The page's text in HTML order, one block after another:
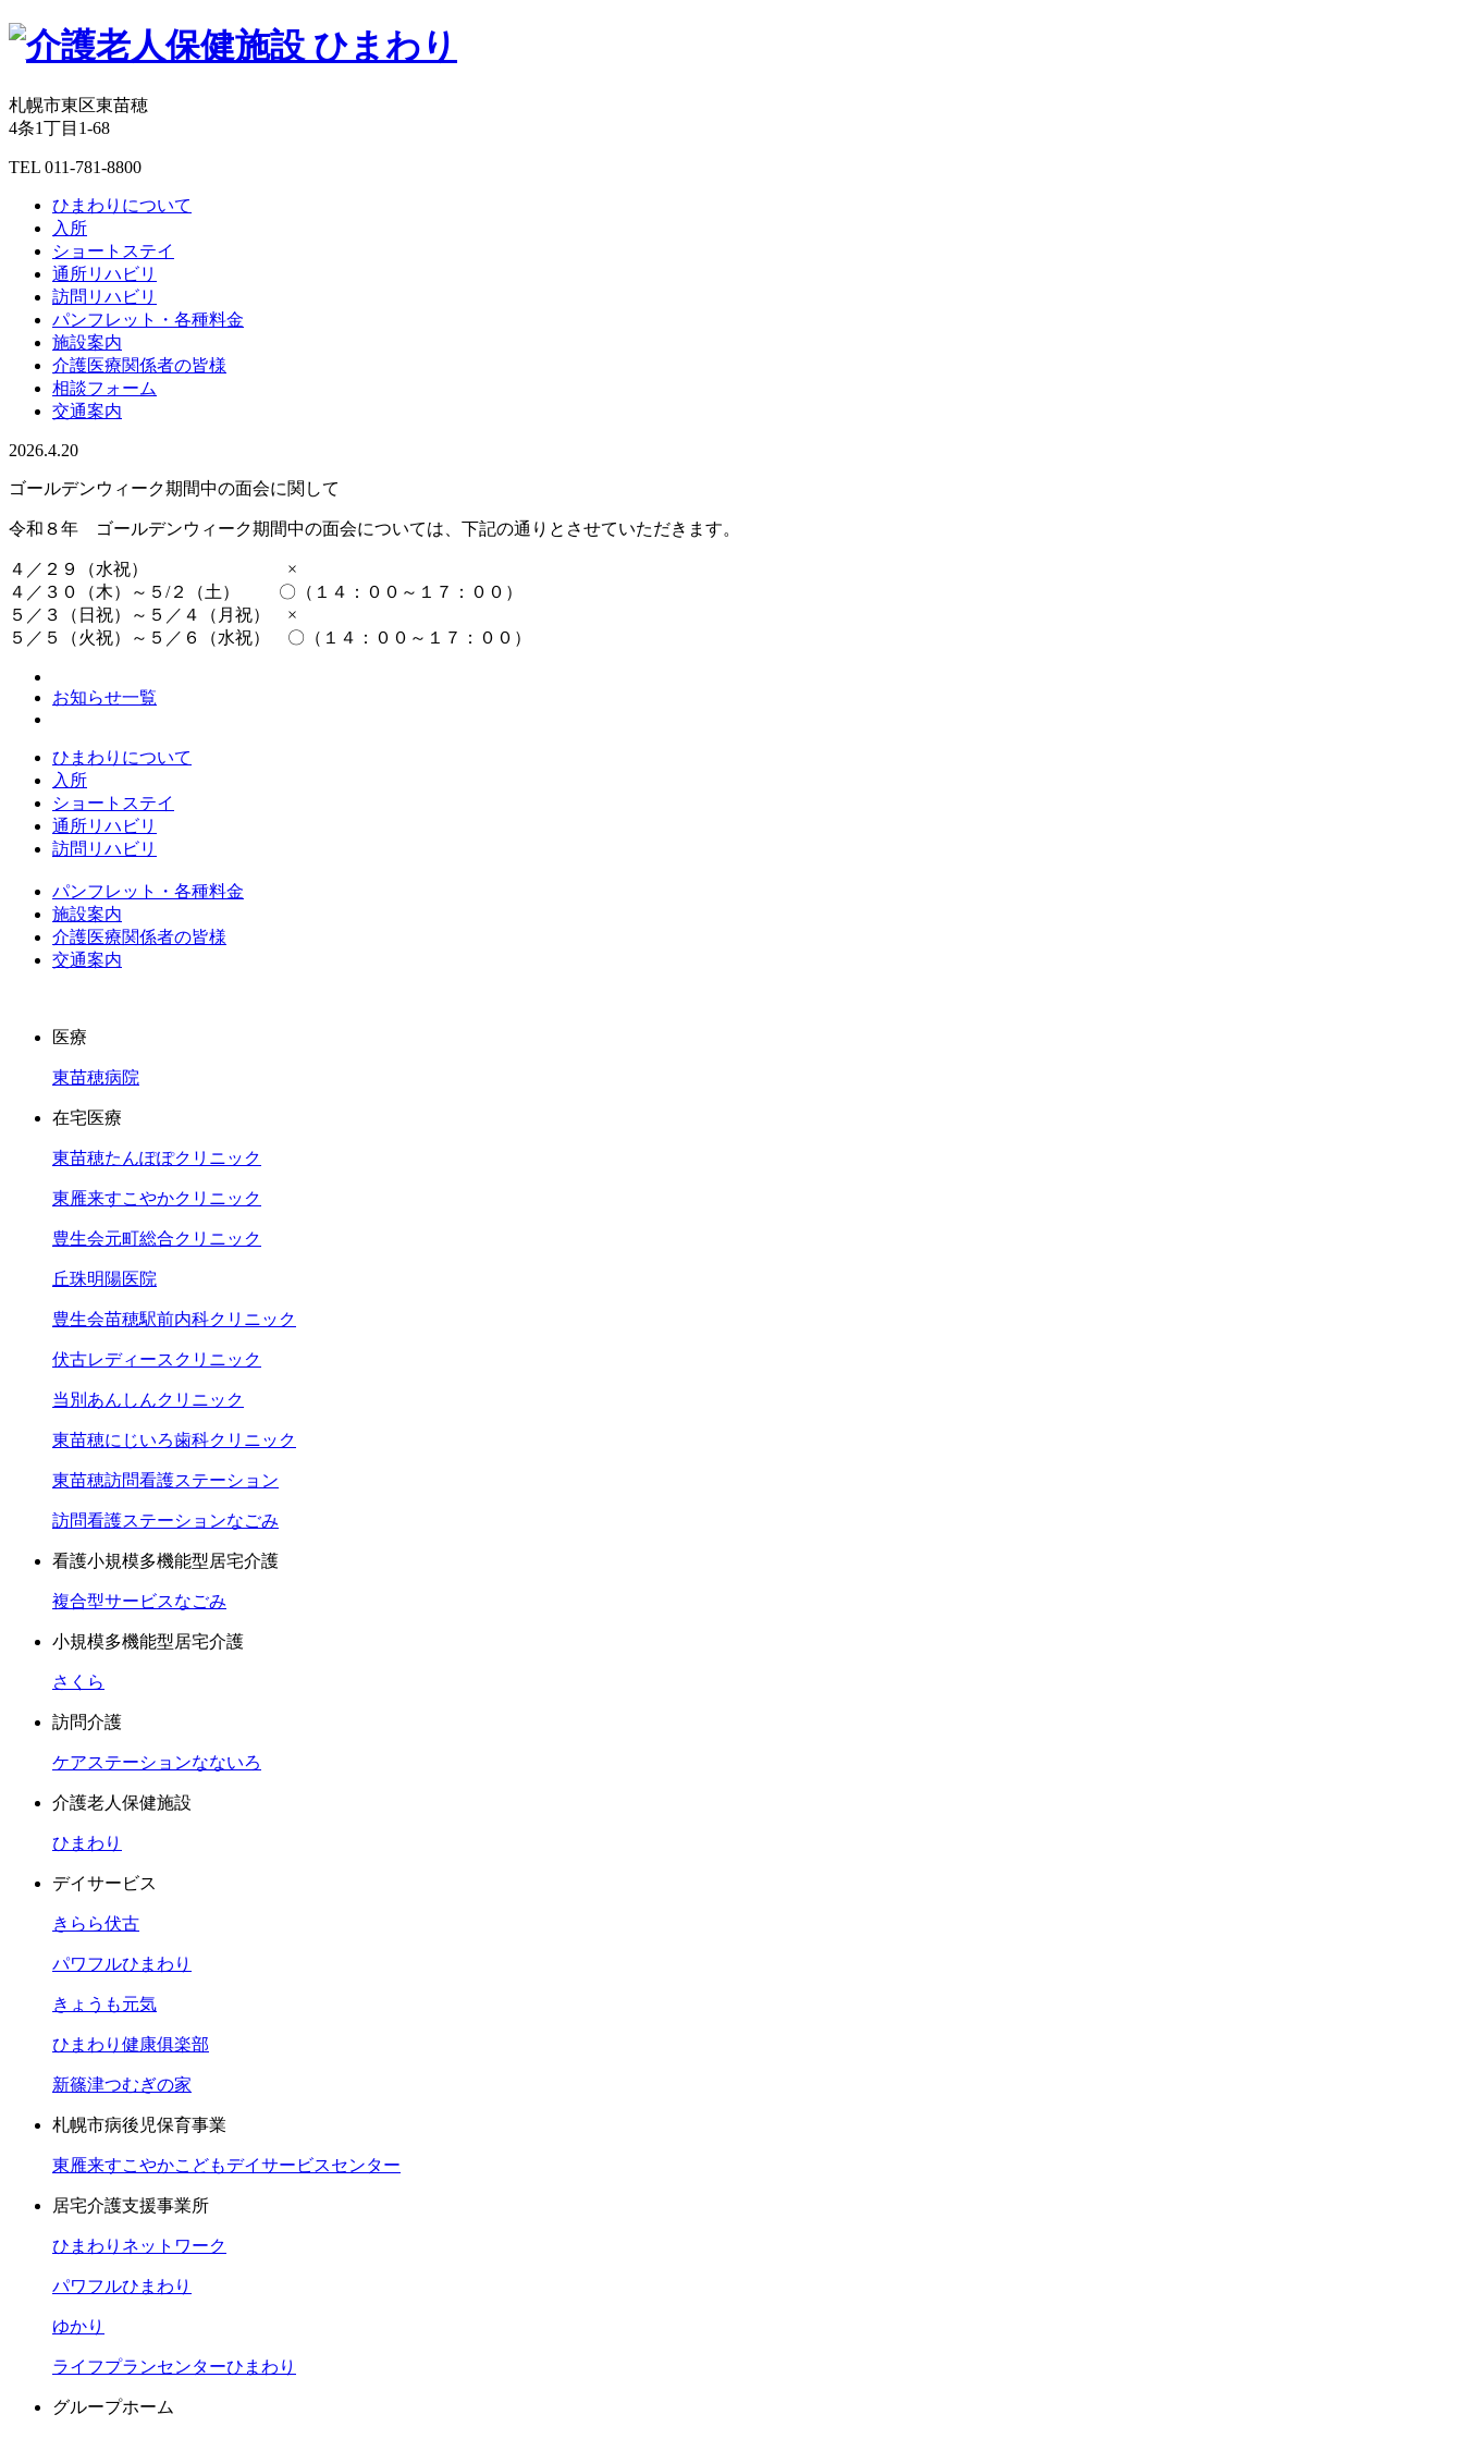
札幌市東区東苗穂
4条1丁目1-68
TEL 011-781-8800
ひまわりについて
入所
ショートステイ
通所リハビリ
訪問リハビリ
パンフレット・各種料金
施設案内
介護医療関係者の皆様
相談フォーム
交通案内
2026.4.20
ゴールデンウィーク期間中の面会に関して
令和８年 ゴールデンウィーク期間中の面会については、下記の通りとさせていただきます。
４／２９（水祝） ×
４／３０（木）～５/２（土） 〇（１４：００～１７：００）
５／３（日祝）～５／４（月祝） ×
５／５（火祝）～５／６（水祝） 〇（１４：００～１７：００）
お知らせ一覧
ひまわりについて
入所
ショートステイ
通所リハビリ
訪問リハビリ
パンフレット・各種料金
施設案内
介護医療関係者の皆様
交通案内
医療
東苗穂病院
在宅医療
東苗穂たんぽぽクリニック
東雁来すこやかクリニック
豊生会元町総合クリニック
丘珠明陽医院
豊生会苗穂駅前内科クリニック
伏古レディースクリニック
当別あんしんクリニック
東苗穂にじいろ歯科クリニック
東苗穂訪問看護ステーション
訪問看護ステーションなごみ
看護小規模多機能型居宅介護
複合型サービスなごみ
小規模多機能型居宅介護
さくら
訪問介護
ケアステーションなないろ
介護老人保健施設
ひまわり
デイサービス
きらら伏古
パワフルひまわり
きょうも元気
ひまわり健康俱楽部
新篠津つむぎの家
札幌市病後児保育事業
東雁来すこやかこどもデイサービスセンター
居宅介護支援事業所
ひまわりネットワーク
パワフルひまわり
ゆかり
ライフプランセンターひまわり
グループホーム